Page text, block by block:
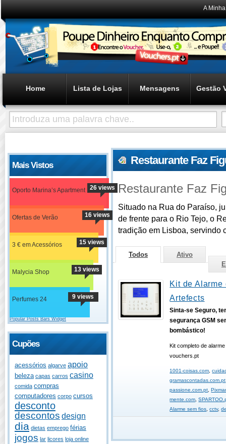
A
Home Lista de Lojas Mensagens Gestão
Mais Vistos
Oporto Marina’s Apartment 26 views
Ofertas de Verão 16 views
3 € em Acessórios 15 views
Malycia Shop 13 views
Perfumes 24 9 views
Popular Posts Bars Widget
Cupões
acessórios algarve apoio
beleza capas carros casino
comida compras
computadores corpo cursos
desconto
descontos design
dia dietas emprego férias
jogos lar licores loja online
Restaurante Faz
Restaurante Faz
Situado na Rua do Paraíso,
de frente para o Rio Tejo, o
tradição em Lisboa, servindo
Todos
Ativo
Kit de Alarme
Artefects
Sinta-se Seguro,
segurança GSM
bombástico!
Kit completo de
vouchers.pt
1001-coisas.com ,
gramascontadas.com.pt
passione.com.pt ,
mente.com ,
Alarme sem fios ,cctv,